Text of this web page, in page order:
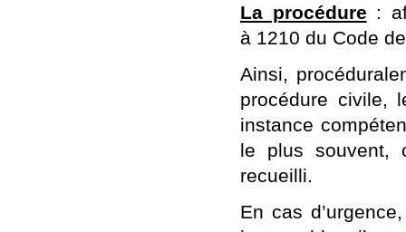
La procédure :
à 1210 du Code
Ainsi,
procédure civile,
instance
le plus souvent,
recueilli.
En cas